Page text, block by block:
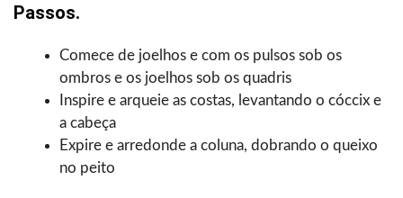
Passos.
Comece de joelhos e com os pulsos sob os
ombros e os joelhos sob os quadris
Inspire e arqueie as costas, levantando o cóccix e
a cabeça
Expire e arredonde a coluna, dobrando o queixo
no peito